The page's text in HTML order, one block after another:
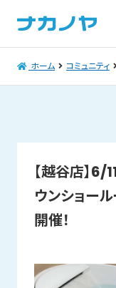
ホーム コミュニティ
【越谷店】6/
ウンショー
開催！